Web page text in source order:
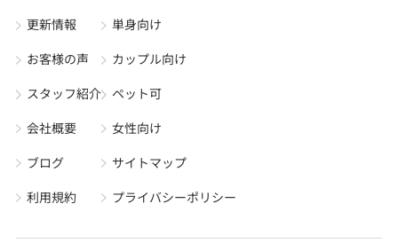
更新情報
お客様の声
スタッフ紹介
会社概要
ブログ
利用規約
単身向け
カップル向け
ペット可
女性向け
サイトマップ
プライバシーポリシー